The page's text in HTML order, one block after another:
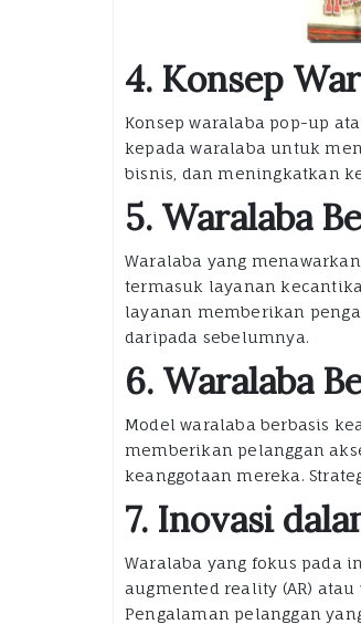
4. Konsep
Konsep waralaba pop-up
kepada waralaba untuk
bisnis, dan meningkatkan
5. Waralaba
Waralaba yang
termasuk layanan
layanan memberikan
daripada sebelumnya.
6. Waralaba
Model waralaba berbasis
memberikan pelanggan
keanggotaan mereka.
7. Inovasi
Waralaba yang fokus pada
augmented reality (AR)
Pengalaman pelanggan